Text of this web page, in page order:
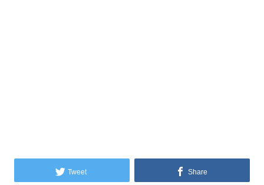
Tweet Share